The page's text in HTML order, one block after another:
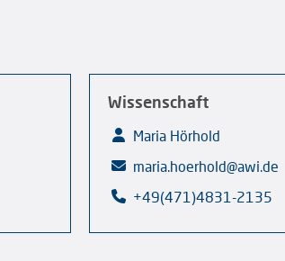
Wissenschaft
Maria Hörhold
maria.hoerhold@awi.de
+49(471)4831-2135